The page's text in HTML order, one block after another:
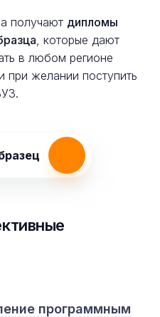
получают дипломы
, которые дают
в любом регионе
при желании поступить
программным